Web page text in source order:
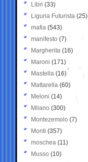
Libri (33)
Liguria Futurista (25)
mafia (543)
manifesto (7)
Margherita (16)
Maroni (171)
Mastella (16)
Mattarella (60)
Meloni (14)
Milano (300)
Montezemolo (7)
Monti (357)
moschea (11)
Musso (10)